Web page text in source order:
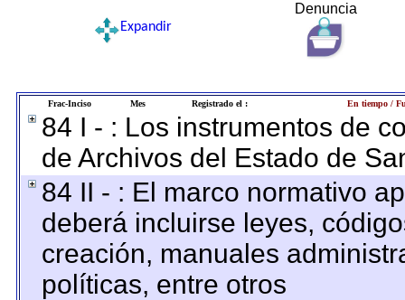
Denuncia
Expandir
Frac-Inciso Mes Registrado el : En tiempo /
84 I - : Los instrumentos de
de Archivos del Estado de
84 II - : El marco normativo
deberá incluirse leyes,
creación, manuales
políticas, entre otros